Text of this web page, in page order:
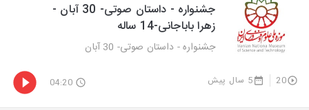
جشنواره - داستان صوتی- 30 آبان -
زهرا باباجانی-14 ساله
جشنواره - داستان صوتی- 30 آبان
20 5 سال پیش 04:20